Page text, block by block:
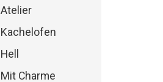
Atelier
Kachelofen
Hell
Mit Charme